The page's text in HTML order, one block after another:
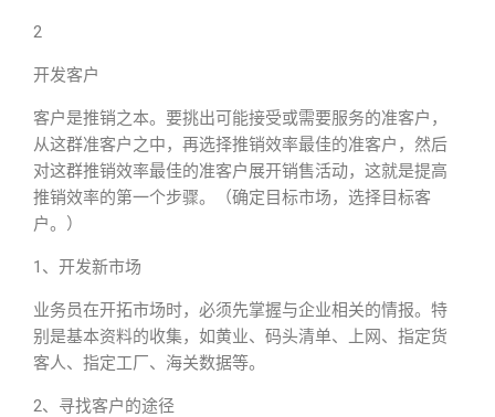
2
开发客户
客户是推销之本。要挑出可能接受或需要服务的准客户，
从这群准客户之中，再选择推销效率最佳的准客户，然后
对这群推销效率最佳的准客户展开销售活动，这就是提高
推销效率的第一个步骤。（确定目标市场，选择目标客
户。）
1、开发新市场
业务员在开拓市场时，必须先掌握与企业相关的情报。特
别是基本资料的收集，如黄业、码头清单、上网、指定货
客人、指定工厂、海关数据等。
2、寻找客户的途径